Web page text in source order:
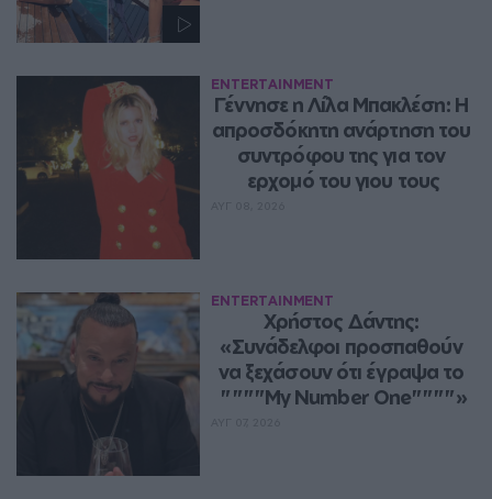
ENTERTAINMENT
Γέννησε η Λίλα Μπακλέση: Η
απροσδόκητη ανάρτηση του
συντρόφου της για τον
ερχομό του γιου τους
ENTERTAINMENT
Χρήστος Δάντης:
«Συνάδελφοι προσπαθούν
να ξεχάσουν ότι έγραψα το
""""My Number One""""»